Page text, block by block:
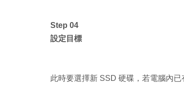
Step 04
設定目標
此時要選擇新 SSD 硬碟，若電腦內